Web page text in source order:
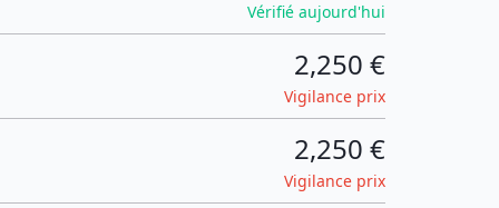
Vérifié aujourd'hui
2,250 €
Vigilance prix
2,250 €
Vigilance prix